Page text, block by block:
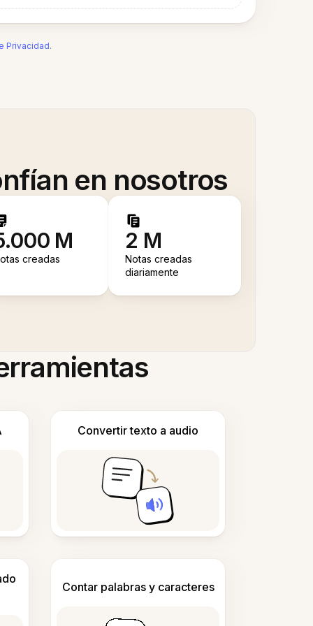
Privacidad.
en nosotros
M
creadas
2 M
Notas creadas
diariamente
Convertir texto a audio
Contar palabras y caracteres